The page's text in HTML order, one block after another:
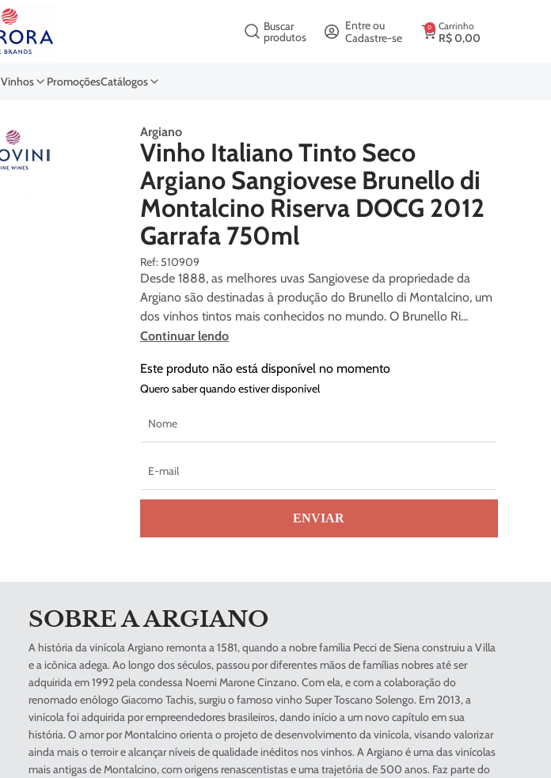
Buscar
produtos
Entre ou
Cadastre-se
Carrinho
R$0,00
0
Vinhos PromoçõesCatálogos
Argiano
Vinho Italiano Tinto Seco
Argiano Sangiovese Brunello di
Montalcino Riserva DOCG 2012
Garrafa 750ml
: 510909
Desde 1888, as melhores uvas Sangiovese da propriedade da
Argiano são destinadas à produção do Brunello di Montalcino, um
dos vinhos tintos mais conhecidos no mundo. O Brunello Ri...
Continuar lendo
Este produto não está disponível no momento
Quero saber quando estiver disponível
ENVIAR
SOBRE AARGIANO
A história da vinícola Argiano remonta a 1581, quando a nobre família Pecci de Siena construiu a Villa
e a icônica adega. Ao longo dos séculos, passou por diferentes mãos de famílias nobres até ser
adquirida em 1992 pela condessa Noemi Marone Cinzano. Com ela, e com a colaboração do
renomado enólogo Giacomo Tachis, surgiu o famoso vinho Super Toscano Solengo. Em 2013, a
vinícola foi adquirida por empreendedores brasileiros, dando início a um novo capítulo em sua
história. O amor por Montalcino orienta o projeto de desenvolvimento da vinícola, visando valorizar
ainda mais o terroir e alcançar níveis de qualidade inéditos nos vinhos. A Argiano é uma das vinícolas
mais antigas de Montalcino, com origens renascentistas e uma trajetória de 500 anos. Faz parte do